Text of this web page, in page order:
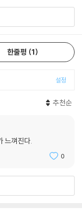
한줄평 1
설정
추천순
느껴진다.
0